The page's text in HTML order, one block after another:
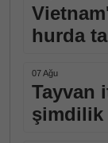
hurda
07 Ağu
Tayvan
şimdilik